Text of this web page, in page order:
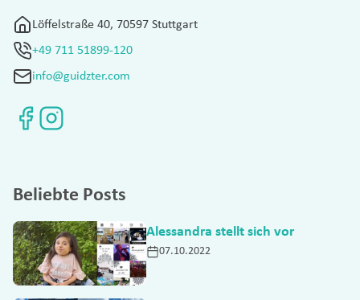
Löffelstraße 40, 70597 Stuttgart
+49 711 51899-120
info@guidzter.com
Beliebte Posts
Alessandra stellt sich vor
07.10.2022